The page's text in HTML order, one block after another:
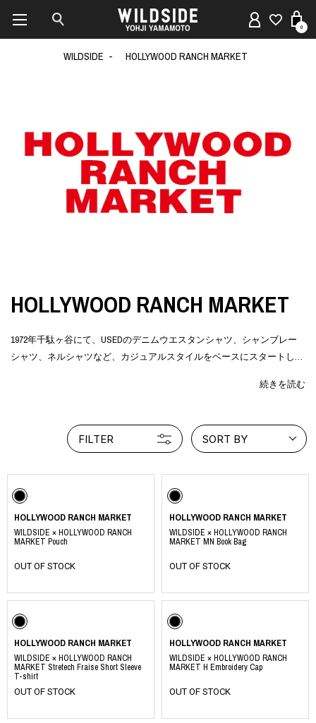
0
WILDSIDE HOLLYWOOD RANCH MARKET
HOLLYWOOD RANCH MARKET
1972年千駄ヶ谷にて、USEDのデニムウエスタンシャツ、シャンブレー
シャツ、ネルシャツなど、カジュアルスタイルをベースにスタートしま
1979年代官山に移り、その後バンダナからスタートしたオリジナルアイ
続きを読む
FILTER SORT BY
HOLLYWOOD RANCH MARKET
WILDSIDE × HOLLYWOOD RANCH
MARKET Pouch
OUT OF STOCK
HOLLYWOOD RANCH MARKET
WILDSIDE × HOLLYWOOD RANCH
MARKET MN Book Bag
OUT OF STOCK
HOLLYWOOD RANCH MARKET
WILDSIDE × HOLLYWOOD RANCH
MARKET Stretech Fraise Short Sleeve
T-shirt
OUT OF STOCK
HOLLYWOOD RANCH MARKET
WILDSIDE × HOLLYWOOD RANCH
MARKET H Embroidery Cap
OUT OF STOCK